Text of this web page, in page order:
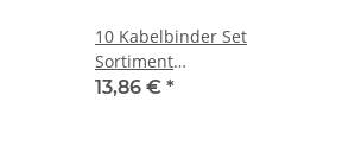
10 Kabelbinder Set
Sortiment
wiederverwendbar
13,86 € *